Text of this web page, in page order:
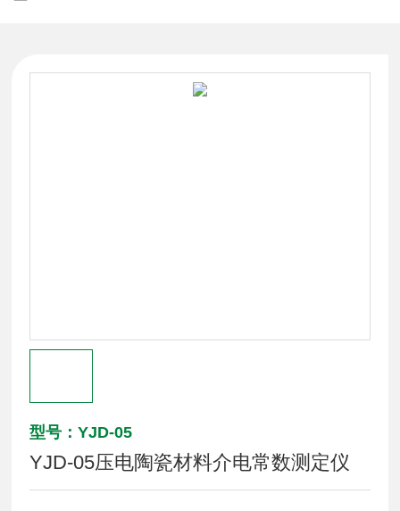
型号：YJD-05
YJD-05压电陶瓷材料介电常数测定仪